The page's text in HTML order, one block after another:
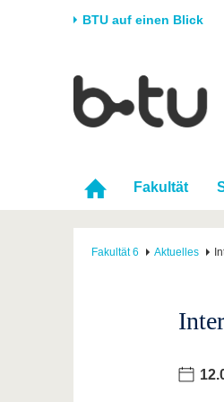
BTU auf einen Blick
Universität
Karriere & Engagement
Fakultät
Fakultät 6 Aktuelles